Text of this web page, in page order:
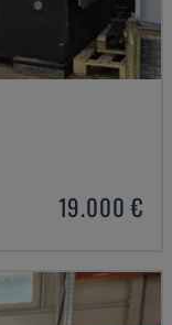
19.000 €